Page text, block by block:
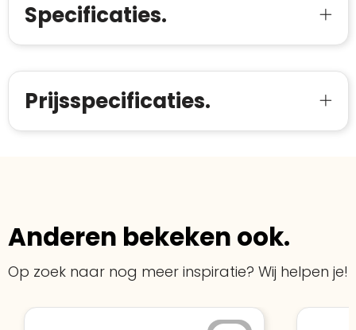
Specificaties.
Prijsspecificaties.
Anderen bekeken ook.
Op zoek naar nog meer inspiratie? Wij helpen je!
Trustindex-certificaat
Meer informatie»